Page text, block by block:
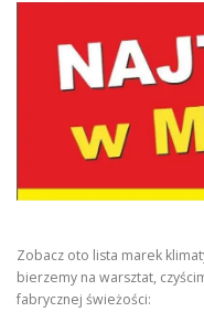
Zobacz oto lista marek
bierzemy na warsztat,
fabrycznej świeżości: